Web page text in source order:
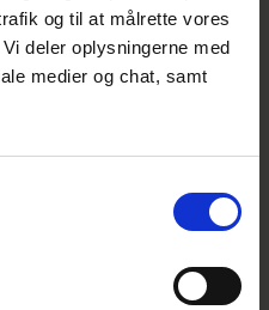
og til at målrette vores
deler oplysningerne med
medier og chat, samt
på at etablere og
arbejdspladser,
og
så
løbende